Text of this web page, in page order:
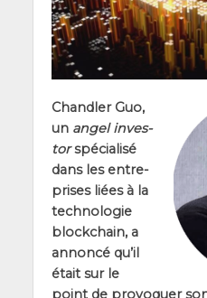
Chand­ler Guo,
un angel inves­
torspé­cia­li­sé
dans les entre­
prises liées à la
tech­no­lo­gie
blo­ck­chain, a
annon­cé qu’il
était sur le
point de pro­vo­quer